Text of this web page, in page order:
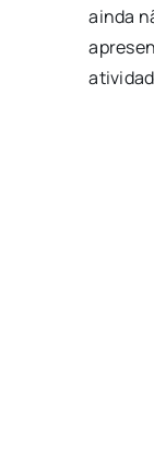
ainda